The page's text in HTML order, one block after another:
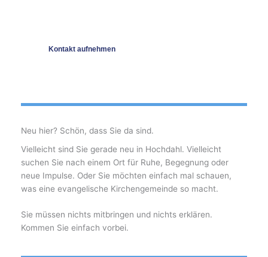
Kontakt aufnehmen
Neu hier? Schön, dass Sie da sind.
Vielleicht sind Sie gerade neu in Hochdahl. Vielleicht
suchen Sie nach einem Ort für Ruhe, Begegnung oder
neue Impulse. Oder Sie möchten einfach mal schauen,
was eine evangelische Kirchengemeinde so macht.
Sie müssen nichts mitbringen und nichts erklären.
Kommen Sie einfach vorbei.